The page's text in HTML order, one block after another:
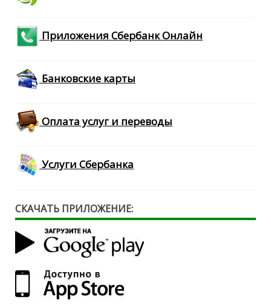
Приложения Сбербанк Онлайн
Банковские карты
Оплата услуг и переводы
Услуги Сбербанка
СКАЧАТЬ ПРИЛОЖЕНИЕ: